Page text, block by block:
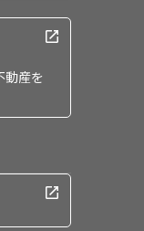
動産を